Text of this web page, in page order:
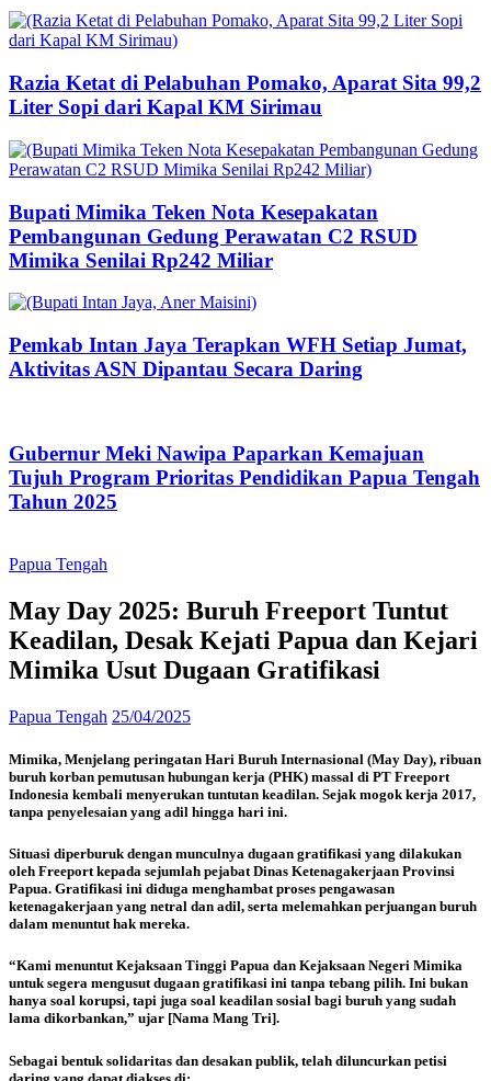
Razia Ketat di Pelabuhan Pomako, Aparat Sita 99,2
Liter Sopi dari Kapal KM Sirimau
Bupati Mimika Teken Nota Kesepakatan
Pembangunan Gedung Perawatan C2 RSUD
Mimika Senilai Rp242 Miliar
Pemkab Intan Jaya Terapkan WFH Setiap Jumat,
Aktivitas ASN Dipantau Secara Daring
Gubernur Meki Nawipa Paparkan Kemajuan
Tujuh Program Prioritas Pendidikan Papua Tengah
Tahun 2025
Papua Tengah
May Day 2025: Buruh Freeport Tuntut
Keadilan, Desak Kejati Papua dan Kejari
Mimika Usut Dugaan Gratifikasi
Papua Tengah 25/04/2025
Mimika, Menjelang peringatan Hari Buruh Internasional (May Day), ribuan
buruh korban pemutusan hubungan kerja (PHK) massal di PT Freeport
Indonesia kembali menyerukan tuntutan keadilan. Sejak mogok kerja 2017,
tanpa penyelesaian yang adil hingga hari ini.
Situasi diperburuk dengan munculnya dugaan gratifikasi yang dilakukan
oleh Freeport kepada sejumlah pejabat Dinas Ketenagakerjaan Provinsi
Papua. Gratifikasi ini diduga menghambat proses pengawasan
ketenagakerjaan yang netral dan adil, serta melemahkan perjuangan buruh
dalam menuntut hak mereka.
“Kami menuntut Kejaksaan Tinggi Papua dan Kejaksaan Negeri Mimika
untuk segera mengusut dugaan gratifikasi ini tanpa tebang pilih. Ini bukan
hanya soal korupsi, tapi juga soal keadilan sosial bagi buruh yang sudah
lama dikorbankan,” ujar [Nama Mang Tri].
Sebagai bentuk solidaritas dan desakan publik, telah diluncurkan petisi